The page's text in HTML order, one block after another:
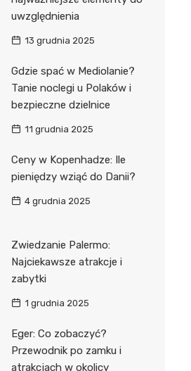
uwzględnienia
13 grudnia 2025
Gdzie spać w Mediolanie?
Tanie noclegi u Polaków i
bezpieczne dzielnice
11 grudnia 2025
Ceny w Kopenhadze: Ile
pieniędzy wziąć do Danii?
4 grudnia 2025
Zwiedzanie Palermo:
Najciekawsze atrakcje i
zabytki
1 grudnia 2025
Eger: Co zobaczyć?
Przewodnik po zamku i
atrakcjach w okolicy